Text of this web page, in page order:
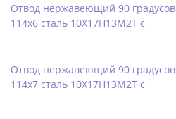
Отвод нержавеющий 90 градусов
114х6 сталь 10Х17Н13М2Т с
Отвод нержавеющий 90 градусов
114х7 сталь 10Х17Н13М2Т с